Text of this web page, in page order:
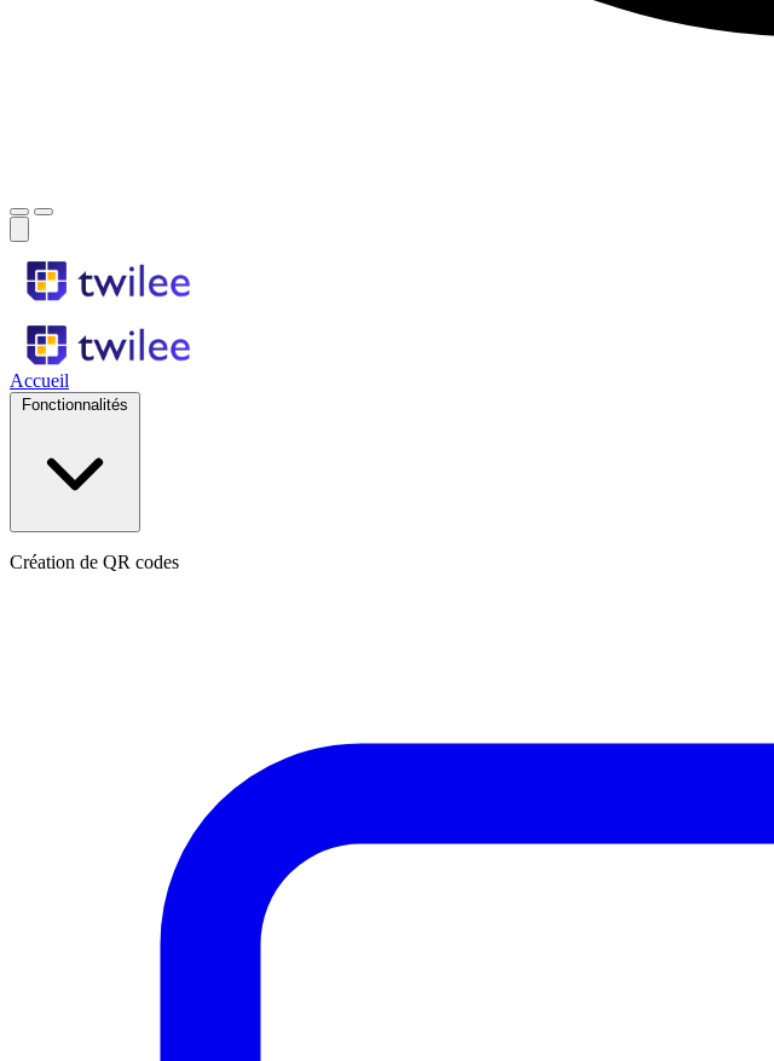
Accueil
Fonctionnalités
Création de QR codes